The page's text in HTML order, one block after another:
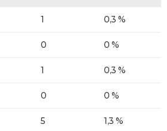
1 0,3 %
0 0 %
1 0,3 %
0 0 %
5 1,3 %